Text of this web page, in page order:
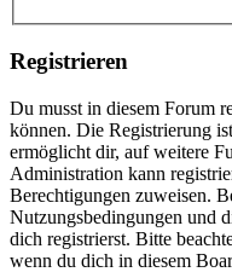
Registrieren
Du musst in diesem Forum
können. Die Registrierung
ermöglicht dir, auf weitere
Administration kann
Berechtigungen zuweisen.
Nutzungsbedingungen und
dich registrierst. Bitte
wenn du dich in diesem